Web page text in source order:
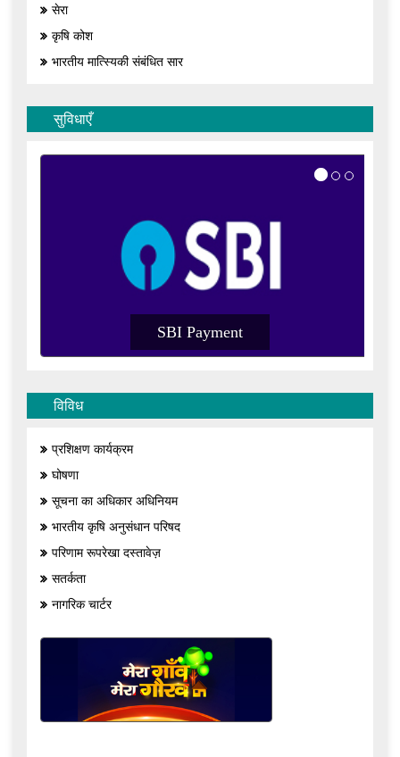
सेरा
कृषि कोश
भारतीय मात्स्यिकी संबंधित सार
सुविधाएँ
विविध
प्रशिक्षण कार्यक्रम
घोषणा
सूचना का अधिकार अधिनियम
भारतीय कृषि अनुसंधान परिषद
परिणाम रूपरेखा दस्तावेज़
सतर्कता
नागरिक चार्टर